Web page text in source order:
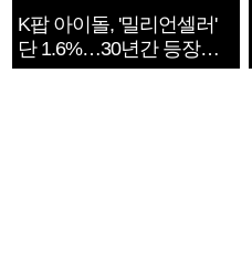
K팝 아이돌, '밀리언셀러'
단 1.6%…30년간 등장
1182개팀 전수조사